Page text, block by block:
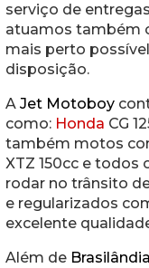
serviço de
atuamos também
mais perto
disposição.
AJet Motoboy
como: Honda CG
também motos
XTZ 150cc e
rodar no trânsito
e regularizados
excelente
Além de Brasilândia